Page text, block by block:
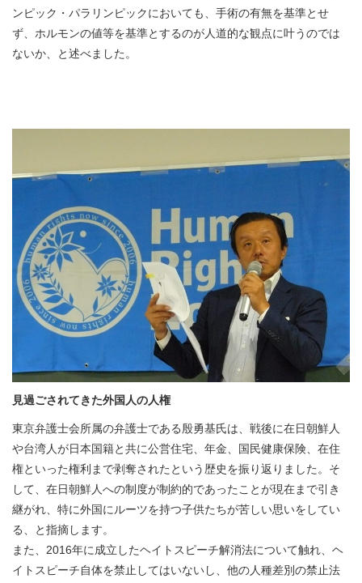
ンピック・パラリンピックにおいても、手術の有無を基準とせ
ず、ホルモンの値等を基準とするのが人道的な観点に叶うのでは
ないか、と述べました。
見過ごされてきた外国人の人権
東京弁護士会所属の弁護士である殷勇基氏は、戦後に在日朝鮮人
や台湾人が日本国籍と共に公営住宅、年金、国民健康保険、在住
権といった権利まで剥奪されたという歴史を振り返りました。そ
して、在日朝鮮人への制度が制約的であったことが現在まで引き
継がれ、特に外国にルーツを持つ子供たちが苦しい思いをしてい
る、と指摘します。
また、2016年に成立したヘイトスピーチ解消法について触れ、ヘ
イトスピーチ自体を禁止してはいないし、他の人種差別の禁止法